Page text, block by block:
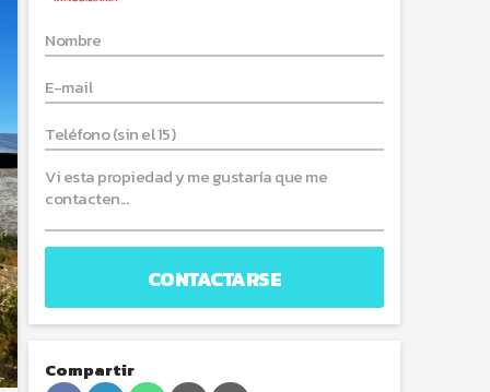
CONTACTARSE
Compartir